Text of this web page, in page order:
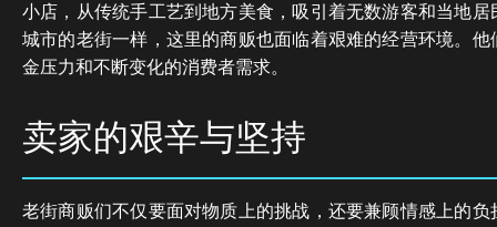
小店，从传统手工艺到地方美食，吸引着无数游客和当地
城市的老街一样，这里的商贩也面临着艰难的经营环境。
金压力和不断变化的消费者需求。
卖家的艰辛与坚持
老街商贩们不仅要面对物质上的挑战，还要兼顾情感上的